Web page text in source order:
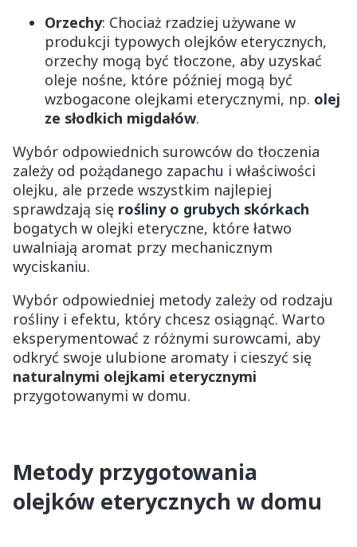
Orzechy: Chociaż rzadziej używane w
produkcji typowych olejków eterycznych,
orzechy mogą być tłoczone, aby uzyskać
oleje nośne, które później mogą być
wzbogacone olejkami eterycznymi, np. olej
ze słodkich migdałów.
Wybór odpowiednich surowców do tłoczenia
zależy od pożądanego zapachu i właściwości
olejku, ale przede wszystkim najlepiej
sprawdzają się rośliny o grubych skórkach
bogatych w olejki eteryczne, które łatwo
uwalniają aromat przy mechanicznym
wyciskaniu.
Wybór odpowiedniej metody zależy od rodzaju
rośliny i efektu, który chcesz osiągnąć. Warto
eksperymentować z różnymi surowcami, aby
odkryć swoje ulubione aromaty i cieszyć się
naturalnymi olejkami eterycznymi
przygotowanymi w domu.
Metody przygotowania
olejków eterycznych w domu